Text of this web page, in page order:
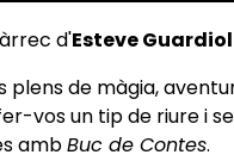
d'Esteve
plens de màgia,
vos un tip de riure i
ambBuc de Contes.